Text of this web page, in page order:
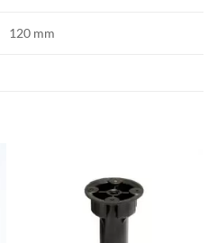
120 mm